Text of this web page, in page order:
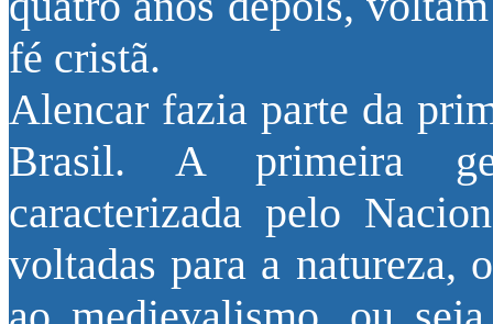
fé cristã.
Alencar fazia parte da
Brasil. A primeira
caracterizada pelo
voltadas para a natureza,